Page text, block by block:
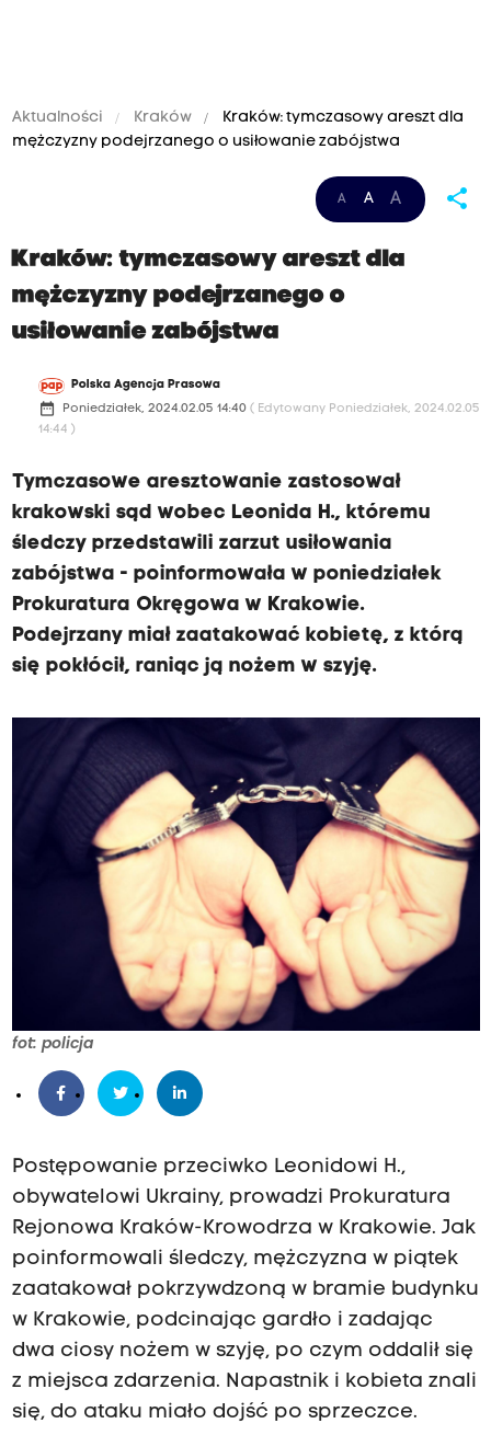
Aktualności Kraków
Kraków: tymczasowy areszt dla
mężczyzny podejrzanego o usiłowanie zabójstwa
A A A share
Kraków: tymczasowy areszt dla
mężczyzny podejrzanego o
usiłowanie zabójstwa
Polska Agencja Prasowa
date_range Poniedziałek, 2024.02.05 14:40 ( Edytowany Poniedziałek, 2024.02.05
14:44 )
Tymczasowe aresztowanie zastosował
krakowski sąd wobec Leonida H., któremu
śledczy przedstawili zarzut usiłowania
zabójstwa - poinformowała w poniedziałek
Prokuratura Okręgowa w Krakowie.
Podejrzany miał zaatakować kobietę, z którą
się pokłócił, raniąc ją nożem w szyję.
fot: policja
Postępowanie przeciwko Leonidowi H.,
obywatelowi Ukrainy, prowadzi Prokuratura
Rejonowa Kraków-Krowodrza w Krakowie. Jak
poinformowali śledczy, mężczyzna w piątek
zaatakował pokrzywdzoną w bramie budynku
w Krakowie, podcinając gardło i zadając
dwa ciosy nożem w szyję, po czym oddalił się
z miejsca zdarzenia. Napastnik i kobieta znali
się, do ataku miało dojść po sprzeczce.